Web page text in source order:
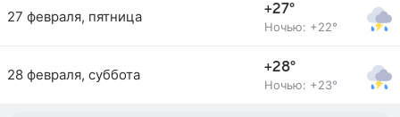
27 февраля, пятница +27°
Ночью: +22°
28 февраля, суббота +28°
Ночью: +23°